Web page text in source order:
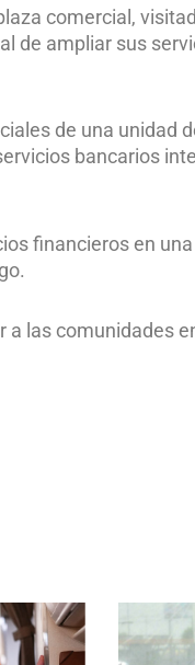
comercial,
de ampliar sus
de una unidad
bancarios
financieros en
las comunidades